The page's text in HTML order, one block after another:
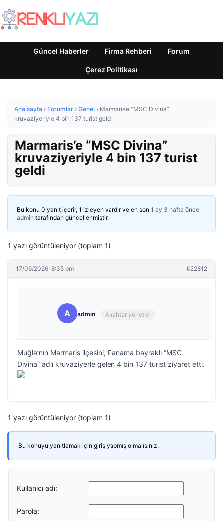
Güncel Haberler Firma Rehberi Forum
Çerez Politikası
Ana sayfa › Forumlar › Genel › Marmaris’e “MSC Divina”
kruvaziyeriyle 4 bin 137 turist geldi
Marmaris’e “MSC Divina”
kruvaziyeriyle 4 bin 137 turist
geldi
Bu konu 0 yanıt içerir, 1 izleyen vardır ve en son 1 ay 3 hafta önce
admin tarafından güncellenmiştir.
1 yazı görüntüleniyor (toplam 1)
17/06/2026: 8:35 pm #22812
A admin Anahtar yönetici
Muğla’nın Marmaris ilçesini, Panama bayraklı “MSC
Divina” adlı kruvaziyerle gelen 4 bin 137 turist ziyaret etti.
1 yazı görüntüleniyor (toplam 1)
Bu konuyu yanıtlamak için giriş yapmış olmalısınız.
Kullanıcı adı:
Parola: